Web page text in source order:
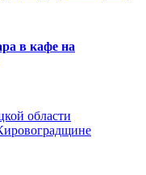
в кафе на
области